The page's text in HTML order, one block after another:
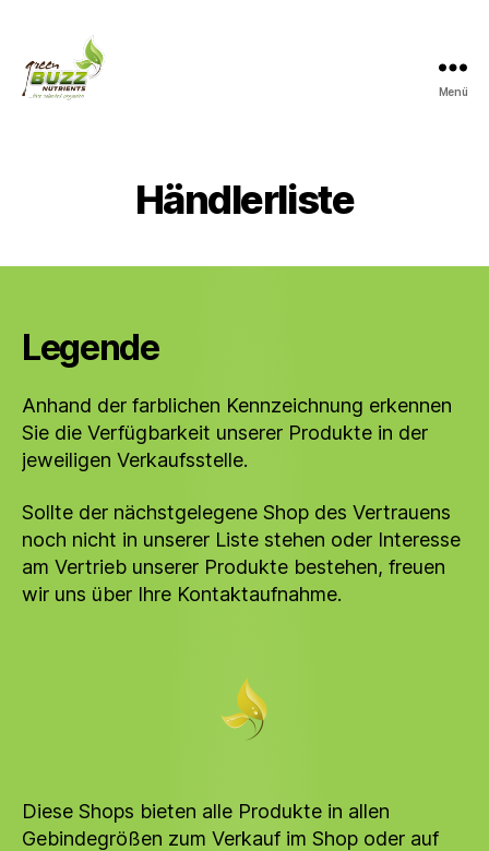
Menü
Händlerliste
Legende
Anhand der farblichen Kennzeichnung erkennen
Sie die Verfügbarkeit unserer Produkte in der
jeweiligen Verkaufsstelle.
Sollte der nächstgelegene Shop des Vertrauens
noch nicht in unserer Liste stehen oder Interesse
am Vertrieb unserer Produkte bestehen, freuen
wir uns über Ihre Kontaktaufnahme.
Diese Shops bieten alle Produkte in allen
Gebindegrößen zum Verkauf im Shop oder auf